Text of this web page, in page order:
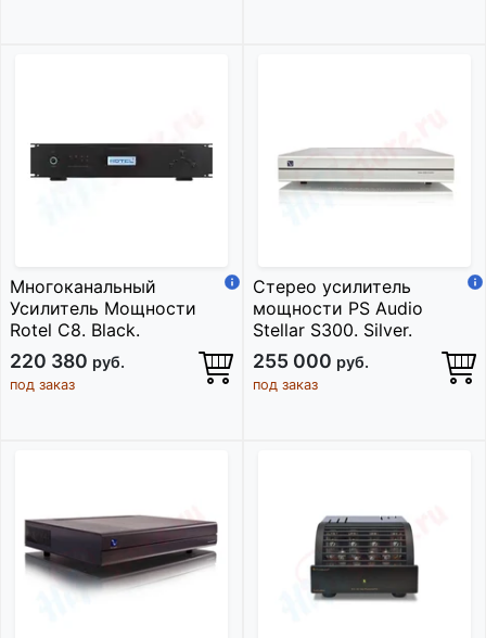
Многоканальный
Усилитель Мощности
Rotel C8. Black.
220 380 руб.
под заказ
Стерео усилитель
мощности PS Audio
Stellar S300. Silver.
255 000 руб.
под заказ